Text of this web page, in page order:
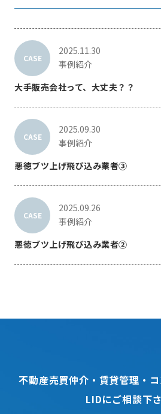
CASE
2025.11.30
事例紹介
大手販売会社って、大丈夫？？
CASE
2025.09.30
事例紹介
悪徳ブツ上げ飛び込み業者③
CASE
2025.09.26
事例紹介
悪徳ブツ上げ飛び込み業者②
不動産売買仲介・賃貸管理・コ
LIDにご相談下さ